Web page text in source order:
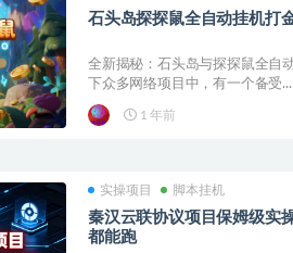
石头岛探探鼠全自动挂机打
全新揭秘：石头岛与探探鼠全自
下众多网络项目中，有一个备受...
1 年前
实操项目 脚本挂机
秦汉云联协议项目保姆级实
都能跑